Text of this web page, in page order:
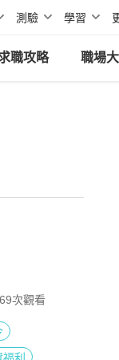
測驗 學習
職攻略 職場
次觀看